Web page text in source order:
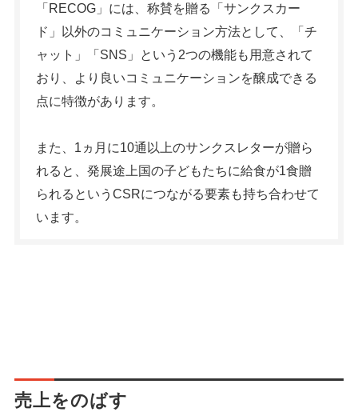
「RECOG」には、称賛を贈る「サンクスカー
ド」以外のコミュニケーション方法として、「チ
ャット」「SNS」という2つの機能も用意されて
おり、より良いコミュニケーションを醸成できる
点に特徴があります。
また、1ヵ月に10通以上のサンクスレターが贈ら
れると、発展途上国の子どもたちに給食が1食贈
られるというCSRにつながる要素も持ち合わせて
います。
売上をのばす